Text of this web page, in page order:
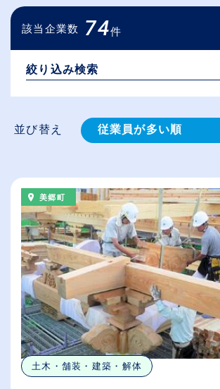
該当企業数 74件
絞り込み検索
並び替え 従業員が多い順
給与が高い順
（⾼卒の給与を基準）
休日数が多い順
美郷町
土木・舗装・建築・解体